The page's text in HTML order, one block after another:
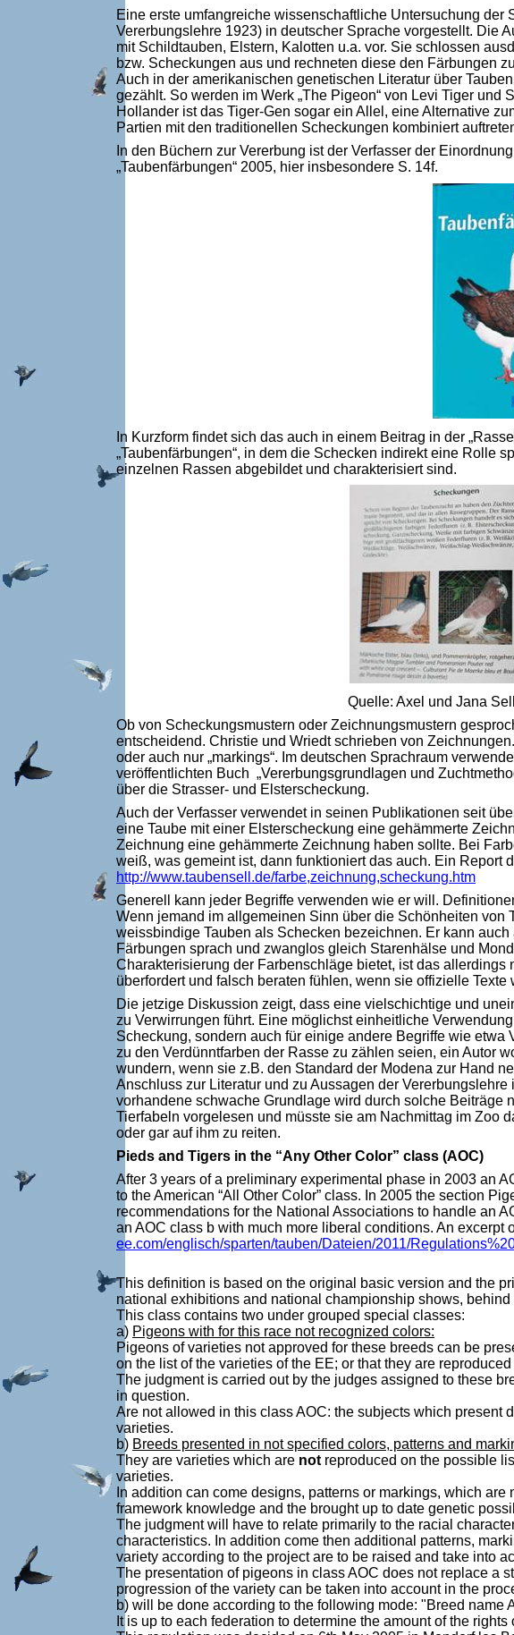
Eine erste umfangreiche wissenschaftliche Untersuchung
Vererbungslehre 1923) in deutscher Sprache vorgestellt. Die
mit Schildtauben, Elstern, Kalotten u.a. vor. Sie schlossen
bzw. Scheckungen aus und rechneten diese den Färbungen
Auch in der amerikanischen genetischen Literatur über
gezählt. So werden im Werk „The Pigeon“ von Levi Tiger
Hollander ist das Tiger-Gen sogar ein Allel, eine Alternative
Partien mit den traditionellen Scheckungen kombiniert
In den Büchern zur Vererbung ist der Verfasser der
„Taubenfärbungen“ 2005, hier insbesondere S. 14f.
In Kurzform findet sich das auch in einem Beitrag in der „Rasse
„Taubenfärbungen“, in dem die Schecken indirekt eine Rolle
einzelnen Rassen abgebildet und charakterisiert sind.
Quelle: Axel und Jana
Ob von Scheckungsmustern oder Zeichnungsmustern
entscheidend. Christie und Wriedt schrieben von
oder auch nur „markings“. Im deutschen Sprachraum
veröffentlichten Buch „Vererbungsgrundlagen und
über die Strasser- und Elsterscheckung.
Auch der Verfasser verwendet in seinen Publikationen seit
eine Taube mit einer Elsterscheckung eine gehämmerte
Zeichnung eine gehämmerte Zeichnung haben sollte. Bei
weiß, was gemeint ist, dann funktioniert das auch. Ein Report
http://www.taubensell.de/farbe,zeichnung,scheckung.htm
Generell kann jeder Begriffe verwenden wie er will.
Wenn jemand im allgemeinen Sinn über die Schönheiten
weissbindige Tauben als Schecken bezeichnen. Er kann
Färbungen sprach und zwanglos gleich Starenhälse und
Charakterisierung der Farbenschläge bietet, ist das
überfordert und falsch beraten fühlen, wenn sie offizielle
Die jetzige Diskussion zeigt, dass eine vielschichtige und
zu Verwirrungen führt. Eine möglichst einheitliche
Scheckung, sondern auch für einige andere Begriffe wie
zu den Verdünntfarben der Rasse zu zählen seien, ein Autor
wundern, wenn sie z.B. den Standard der Modena zur Hand
Anschluss zur Literatur und zu Aussagen der
vorhandene schwache Grundlage wird durch solche Beiträge
Tierfabeln vorgelesen und müsste sie am Nachmittag im Zoo
oder gar auf ihm zu reiten.
Pieds and Tigers in the “Any Other Color” class (AOC)
After 3 years of a preliminary experimental phase in 2003 an
to the American “All Other Color” class. In 2005 the section
recommendations for the National Associations to handle an
an AOC class b with much more liberal conditions. An
ee.com/englisch/sparten/tauben/Dateien/2011/
This definition is based on the original basic version and the
national exhibitions and national championship shows,
This class contains two under grouped special classes:
a) Pigeons with for this race not recognized colors:
Pigeons of varieties not approved for these breeds can be
on the list of the varieties of the EE; or that they are
The judgment is carried out by the judges assigned to these
in question.
Are not allowed in this class AOC: the subjects which present
varieties.
b) Breeds presented in not specified colors, patterns and
They are varieties which are not reproduced on the possible
varieties.
In addition can come designs, patterns or markings, which
framework knowledge and the brought up to date genetic
The judgment will have to relate primarily to the racial
characteristics. In addition come then additional patterns,
variety according to the project are to be raised and take into
The presentation of pigeons in class AOC does not replace a
progression of the variety can be taken into account in the
b) will be done according to the following mode: "Breed name
It is up to each federation to determine the amount of the